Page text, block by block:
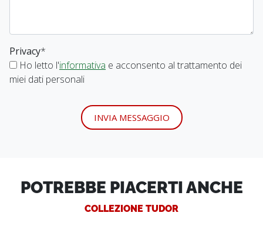
Privacy*
Ho letto l'informativa e acconsento al trattamento dei
miei dati personali
INVIA MESSAGGIO
POTREBBE PIACERTI ANCHE
COLLEZIONE TUDOR